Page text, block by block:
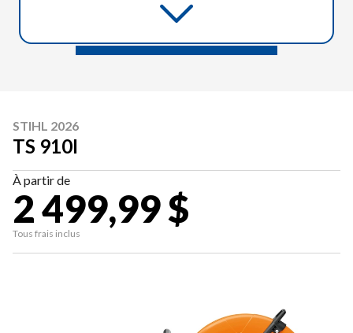
STIHL 2026
TS 910I
À partir de
2 499,99 $
Tous frais inclus